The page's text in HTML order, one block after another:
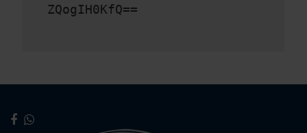
ZQogIH0KfQ==